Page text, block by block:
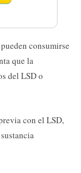
consumirse
que la
del LSD o
con el LSD,